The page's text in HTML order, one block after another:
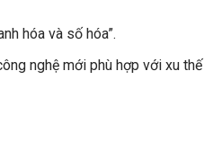
hóa và số hóa”.
nghệ mới phù hợp với xu thế